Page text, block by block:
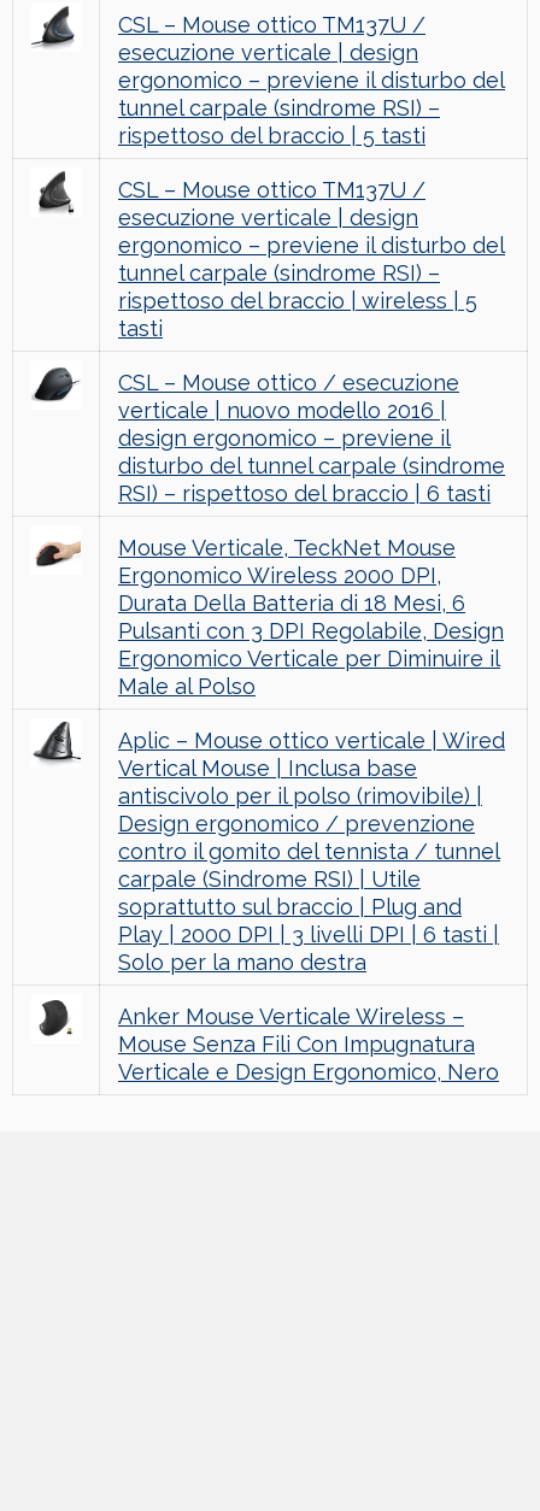
CSL – Mouse ottico TM137U /
esecuzione verticale | design
ergonomico – previene il disturbo del
tunnel carpale (sindrome RSI) –
rispettoso del braccio | 5 tasti
CSL – Mouse ottico TM137U /
esecuzione verticale | design
ergonomico – previene il disturbo del
tunnel carpale (sindrome RSI) –
rispettoso del braccio | wireless | 5
tasti
CSL – Mouse ottico / esecuzione
verticale | nuovo modello 2016 |
design ergonomico – previene il
disturbo del tunnel carpale (sindrome
RSI) – rispettoso del braccio | 6 tasti
Mouse Verticale, TeckNet Mouse
Ergonomico Wireless 2000 DPI,
Durata Della Batteria di 18 Mesi, 6
Pulsanti con 3 DPI Regolabile, Design
Ergonomico Verticale per Diminuire il
Male al Polso
Aplic – Mouse ottico verticale | Wired
Vertical Mouse | Inclusa base
antiscivolo per il polso (rimovibile) |
Design ergonomico / prevenzione
contro il gomito del tennista / tunnel
carpale (Sindrome RSI) | Utile
soprattutto sul braccio | Plug and
Play | 2000 DPI | 3 livelli DPI | 6 tasti |
Solo per la mano destra
Anker Mouse Verticale Wireless –
Mouse Senza Fili Con Impugnatura
Verticale e Design Ergonomico, Nero